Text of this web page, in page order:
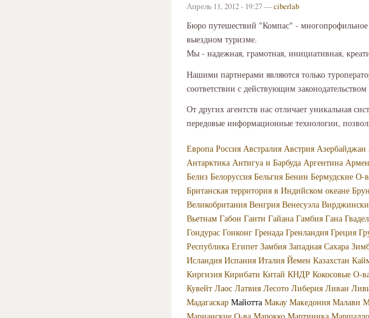
Апрель 11, 2012 - 19:27 —ciberlab
Бюро путешествий "Компас" - многопрофильное
выездном туризме.
Мы - надежная, грамотная, инициативная,
Нашими партнерами являются только
соответствии с действующим
От других агентств нас отличает уникальная
передовые информационные технологии,
Европа Россия Австралия Австрия Азербайджан
Антарктика Антигуа и Барбуда Аргентина
Белиз Белоруссия Бельгия Бенин Бермудские О-
Британская территория в Индийском океане
Великобритания Венгрия Венесуэла
Вьетнам Габон Гаити Гайана Гамбия Гана
Гондурас Гонконг Гренада Гренландия Греция
Республика Египет Замбия Западная Сахара
Исландия Испания Италия Йемен Казахстан
Киргизия Кирибати Китай КНДР Кокосовые О-
Кувейт Лаос Латвия Лесото Либерия Ливан
Мадагаскар Майотта Макау Македония Малави